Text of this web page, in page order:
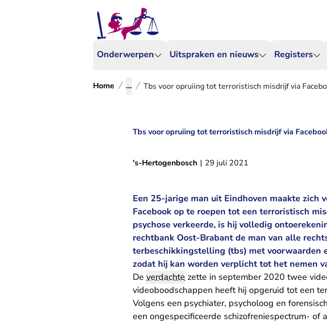
Onderwerpen Uitspraken en nieuws Registers
Home ... Tbs voor opruiing tot terroristisch misdrijf via
Tbs voor opruiing tot terroristisch misdrijf via
's-Hertogenbosch | 29 juli 2021
Een 25-jarige man uit Eindhoven maakte zich
Facebook op te roepen tot een terroristisch
psychose verkeerde, is hij volledig
rechtbank Oost-Brabant de man van alle
terbeschikkingstelling (tbs) met voorwaarden
zodat hij kan worden verplicht tot het nemen
De verdachte zette in september 2020 twee
videoboodschappen heeft hij opgeruid tot een
Volgens een psychiater, psycholoog en
een ongespecificeerde schizofreniespectrum- of